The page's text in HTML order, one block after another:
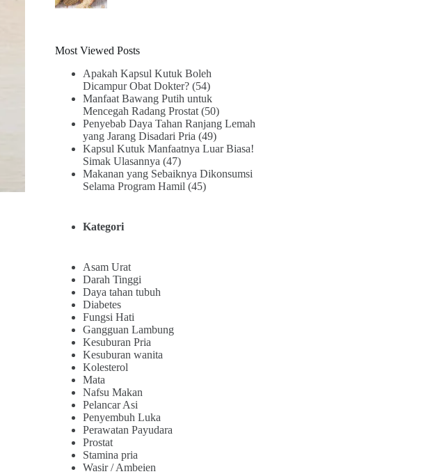
Most Viewed Posts
Apakah Kapsul Kutuk Boleh
Dicampur Obat Dokter? (54)
Manfaat Bawang Putih untuk
Mencegah Radang Prostat (50)
Penyebab Daya Tahan Ranjang Lemah
yang Jarang Disadari Pria (49)
Kapsul Kutuk Manfaatnya Luar Biasa!
Simak Ulasannya (47)
Makanan yang Sebaiknya Dikonsumsi
Selama Program Hamil (45)
Kategori
Asam Urat
Darah Tinggi
Daya tahan tubuh
Diabetes
Fungsi Hati
Gangguan Lambung
Kesuburan Pria
Kesuburan wanita
Kolesterol
Mata
Nafsu Makan
Pelancar Asi
Penyembuh Luka
Perawatan Payudara
Prostat
Stamina pria
Wasir / Ambeien